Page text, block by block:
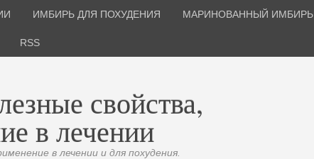
ИМБИРЬ ДЛЯ ПОХУДЕНИЯ МАРИНОВАННЫЙ ИМБИРЬ
RSS
свойства,
в лечении
в лечении и для похудения.